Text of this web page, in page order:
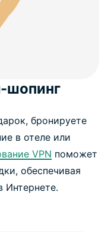
шопинг
бронируете
в отеле или
VPN поможет
обеспечивая
Интернете.